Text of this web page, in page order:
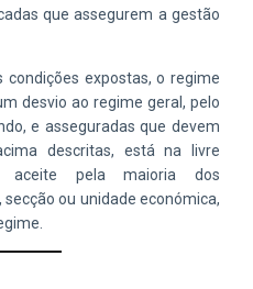
que assegurem a gestão
expostas, o regime
desvio ao regime geral, pelo
e asseguradas que devem
descritas, está na livre
aceite pela maioria dos
ou unidade económica,